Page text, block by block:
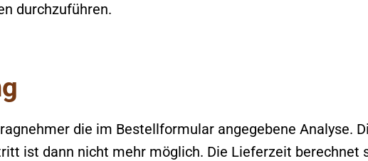
durchzuführen.
die im Bestellformular angegebene Analyse.
ist dann nicht mehr möglich. Die Lieferzeit berechnet